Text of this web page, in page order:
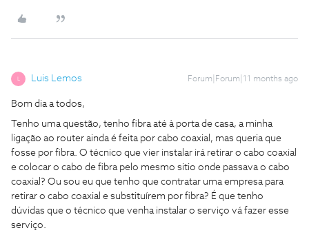
Luis Lemos Forum|Forum|11 months ago
Bom dia a todos,
Tenho uma questão, tenho fibra até à porta de casa, a minha
ligação ao router ainda é feita por cabo coaxial, mas queria que
fosse por fibra. O técnico que vier instalar irá retirar o cabo coaxial
e colocar o cabo de fibra pelo mesmo sitio onde passava o cabo
coaxial? Ou sou eu que tenho que contratar uma empresa para
retirar o cabo coaxial e substituírem por fibra? É que tenho
dúvidas que o técnico que venha instalar o serviço vá fazer esse
serviço.